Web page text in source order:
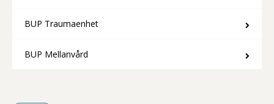
BUP Traumaenhet
BUP Mellanvård